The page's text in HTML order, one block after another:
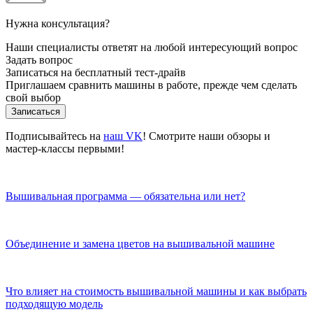
Нужна консультация?
Наши специалисты ответят на любой интересующий вопрос
Задать вопрос
Записаться на бесплатный тест-драйв
Приглашаем сравнить машины в работе, прежде чем сделать
свой выбор
Записаться
Подписывайтесь на наш VK! Смотрите наши обзоры и
мастер-классы первыми!
Вышивальная программа — обязательна или нет?
Объединение и замена цветов на вышивальной машине
Что влияет на стоимость вышивальной машины и как выбрать
подходящую модель